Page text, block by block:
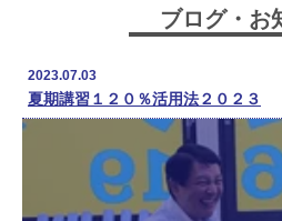
ブログ・お
2023.07.03
夏期講習１２０％活用法２０２３